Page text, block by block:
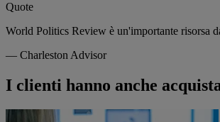
Quote
World Politics Review è un'importante risorsa
— Charleston Advisor
I clienti hanno anche